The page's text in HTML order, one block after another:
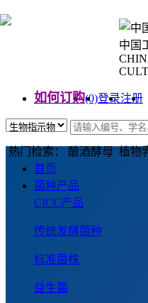
中国
如何订购(0)登录注册
热门检索： 酿酒酵母 植物
首页
菌种产品
CICC产品
传统发酵菌种
标准菌株
益生菌